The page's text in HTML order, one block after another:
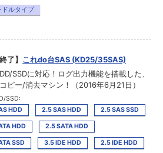
ドルタイプ
了】 これdo台SAS (KD25/35SAS)
SSDに対応！ログ出力機能を搭載した、
ピー/消去マシン！（2016年6月21日）
SSD:
HDD
2.5 SAS HDD 2.5 SAS SSD
HDD 2.5 SATA HDD
SSD 3.5 IDE HDD 2.5 IDE HDD